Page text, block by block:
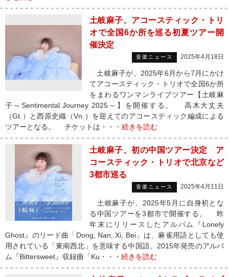
土岐麻子、アコースティック・トリ
オで全国6か所を巡る初夏ツアー開
催決定
音楽ニュース 2025年4月18日
土岐麻子が、2025年6月から7月にかけ
てアコースティック・トリオで全国6か所
をまわるワンマンライブツアー【土岐麻
子～Sentimental Journey 2025～】を開催する。 高木大丈夫
（Gt.）と西原史織（Vn.）を迎えてのアコースティック編成による
ツアーとなる。 チケットは・・・ 続きを読む
土岐麻子、初の中国ツアー決定 ア
コースティック・トリオで北京など
3都市巡る
音楽ニュース 2025年4月11日
土岐麻子が、2025年5月に自身初とな
る中国ツアーを3都市で開催する。 昨
年末にリリースしたアルバム『Lonely
Ghost』のリード曲「Dong, Nan, Xi, Bei」は、麻雀用語としても使
用されている「東南西北」を意味する中国語。2015年発売のアルバ
ム『Bittersweet』収録曲「Ku・・・ 続きを読む